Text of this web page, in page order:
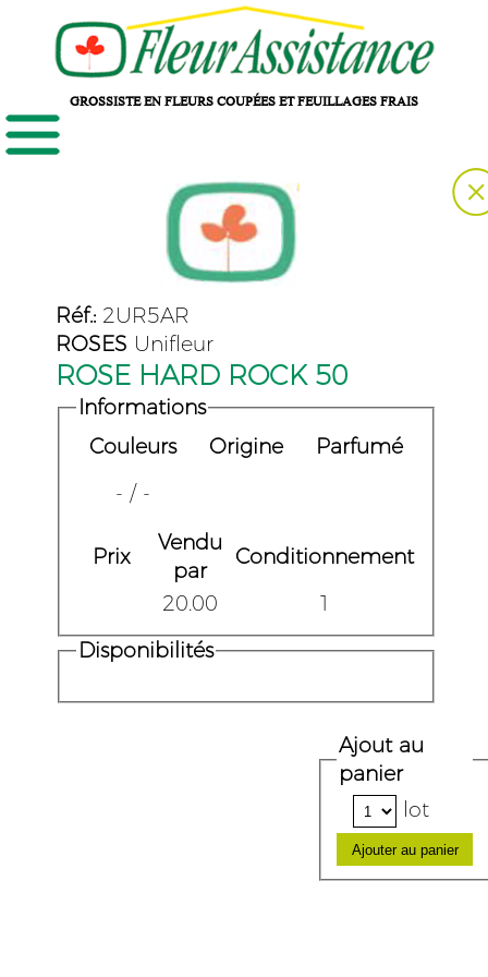
GROSSISTE EN FLEURS COUPÉES ET FEUILLAGES FRAIS
Réf.: 2UR5AR
ROSES Unifleur
ROSE HARD ROCK 50
Informations
Couleurs
Origine
Parfumé
- / -
Prix
Vendu
par
Conditionnement
20.00
1
Disponibilités
Ajout au
panier
lot